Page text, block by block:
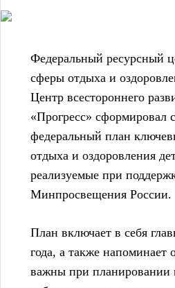
Федеральный ресурсный
сферы отдыха и
Центр всестороннего
«Прогресс» сформировал
федеральный план
отдыха и оздоровления
реализуемые при
Минпросвещения России.
План включает в себя
года, а также напоминает
важны при планировании